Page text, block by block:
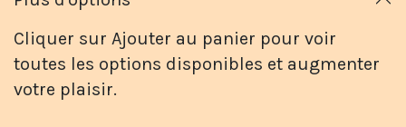
Cliquer sur Ajouter au panier pour voir
toutes les options disponibles et augmenter
votre plaisir.